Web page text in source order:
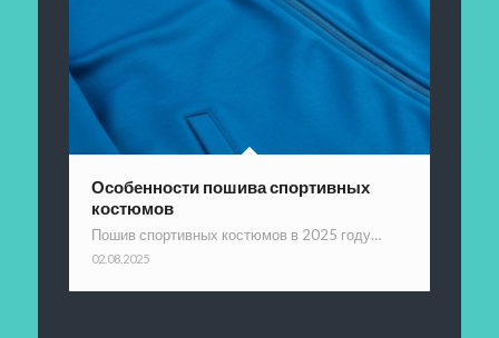
Особенности пошива спортивных
костюмов
Пошив спортивных костюмов в 2025 году…
02.08.2025